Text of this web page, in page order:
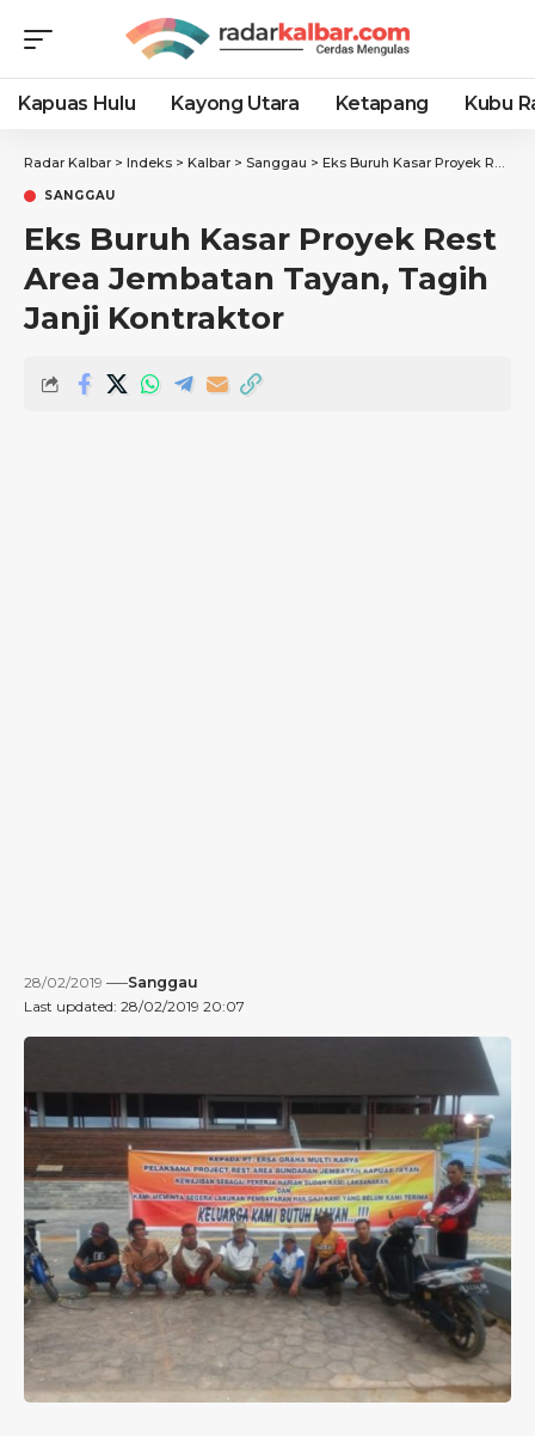
Kapuas Hulu Kayong Utara Ketapang Kubu
Radar Kalbar > Indeks > Kalbar > Sanggau > Eks Buruh Kasar Proyek Rest Area Jembatan Tayan, Tagih Janji Kontraktor
SANGGAU
Eks Buruh Kasar Proyek Rest
Area Jembatan Tayan, Tagih
Janji Kontraktor
Last updated: 28/02/2019 20:07
28/02/2019 Sanggau